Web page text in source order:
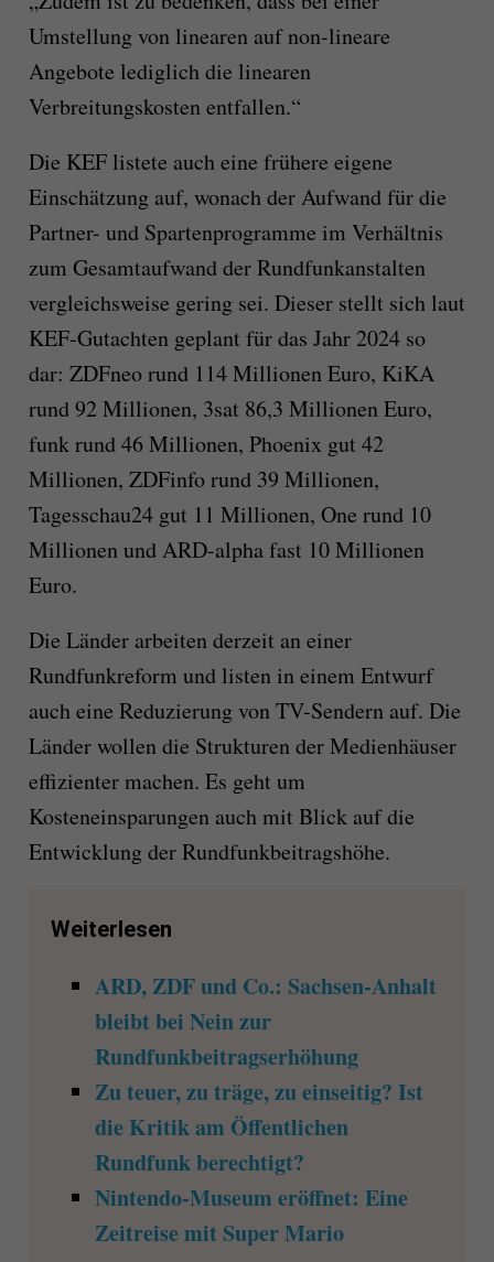
Umstellung von linearen auf non-lineare
Angebote lediglich die linearen
Verbreitungskosten entfallen.“
Die KEF listete auch eine frühere eigene
Einschätzung auf, wonach der Aufwand für die
Partner- und Spartenprogramme im Verhältnis
zum Gesamtaufwand der Rundfunkanstalten
vergleichsweise gering sei. Dieser stellt sich laut
KEF-Gutachten geplant für das Jahr 2024 so
dar: ZDFneo rund 114 Millionen Euro, KiKA
rund 92 Millionen, 3sat 86,3 Millionen Euro,
funk rund 46 Millionen, Phoenix gut 42
Millionen, ZDFinfo rund 39 Millionen,
Tagesschau24 gut 11 Millionen, One rund 10
Millionen und ARD-alpha fast 10 Millionen
Euro.
Die Länder arbeiten derzeit an einer
Rundfunkreform und listen in einem Entwurf
auch eine Reduzierung von TV-Sendern auf. Die
Länder wollen die Strukturen der Medienhäuser
effizienter machen. Es geht um
Kosteneinsparungen auch mit Blick auf die
Entwicklung der Rundfunkbeitragshöhe.
Weiterlesen
ARD, ZDF und Co.: Sachsen-Anhalt
bleibt bei Nein zur
Rundfunkbeitragserhöhung
Zu teuer, zu träge, zu einseitig? Ist
die Kritik am Öffentlichen
Rundfunk berechtigt?
Nintendo-Museum eröffnet: Eine
Zeitreise mit Super Mario